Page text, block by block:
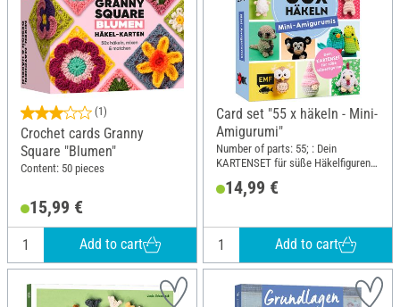
(1)
Crochet cards Granny
Square "Blumen"
Content: 50 pieces
15,99 €
Add to cart
Card set "55 x häkeln - Mini-
Amigurumi"
Number of parts: 55; : Dein
KARTENSET für süße Häkelfiguren;
14,99 €
Add to cart